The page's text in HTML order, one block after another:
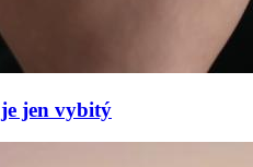
jen vybitý